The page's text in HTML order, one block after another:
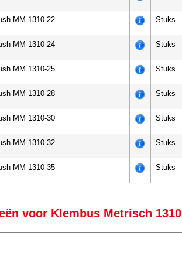
MM 1310-22 Stuks
MM 1310-24 Stuks
MM 1310-25 Stuks
MM 1310-28 Stuks
MM 1310-30 Stuks
MM 1310-32 Stuks
MM 1310-35 Stuks
voor Klembus Metrisch 1310